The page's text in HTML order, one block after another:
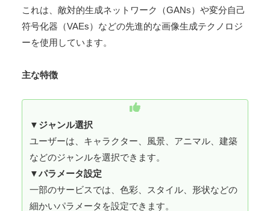
これは、敵対的生成ネットワーク（GANs）や変分自己
符号化器（VAEs）などの先進的な画像生成テクノロジ
ーを使用しています。
主な特徴
▼ ジャンル選択
ユーザーは、キャラクター、風景、アニマル、建築
などのジャンルを選択できます。
▼パラメータ設定
一部のサービスでは、色彩、スタイル、形状などの
細かいパラメータを設定できます。